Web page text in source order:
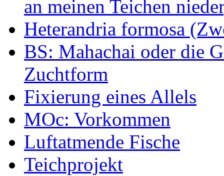
an meinen Teichen
Heterandria formosa
BS: Mahachai oder die
Zuchtform
Fixierung eines Allels
MOc: Vorkommen
Luftatmende Fische
Teichprojekt